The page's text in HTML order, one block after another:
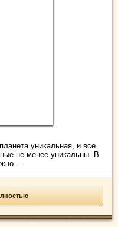
уникальная, и все
не менее уникальны. В
...